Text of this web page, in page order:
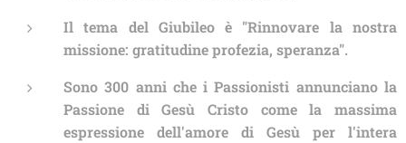
Il tema del Giubileo è "Rinnovare la nostra
missione: gratitudine profezia, speranza".
Sono 300 anni che i Passionisti annunciano la
Passione di Gesù Cristo come la massima
espressione dell'amore di Gesù per l'intera